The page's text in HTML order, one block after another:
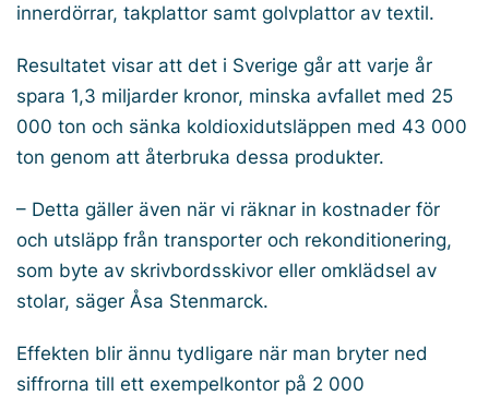
innerdörrar, takplattor samt golvplattor av textil.
Resultatet visar att det i Sverige går att varje år
spara 1,3 miljarder kronor, minska avfallet med 25
000 ton och sänka koldioxidutsläppen med 43 000
ton genom att återbruka dessa produkter.
– Detta gäller även när vi räknar in kostnader för
och utsläpp från transporter och rekonditionering,
som byte av skrivbordsskivor eller omklädsel av
stolar, säger Åsa Stenmarck.
Effekten blir ännu tydligare när man bryter ned
siffrorna till ett exempelkontor på 2 000